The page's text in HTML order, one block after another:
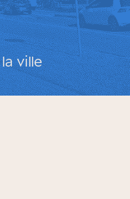
ville